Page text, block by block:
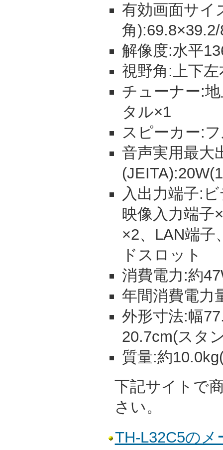
有効画面サイ
角
解像度:水平
視野角:上下
チューナー:
タル×1
スピーカー:
音声実用最大
入出力端子:
映像入力端子
×2、LAN端子
ドスロット
消費電力:約
年間消費電力
外形寸法:幅
20.7cm(スタ
質量:約
下記サイトで
さい。
TH-L32C5の